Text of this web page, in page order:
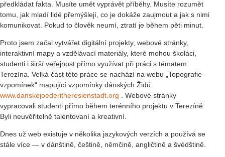
předkládat fakta. Musíte umět vyprávět příběhy. Musíte rozumět
tomu, jak mladí lidé přemýšlejí, co je dokáže zaujmout a jak s nimi
komunikovat. Pokud to člověk neumí, ztratí je během pěti minut.
Proto jsem začal vytvářet digitální projekty, webové stránky,
interaktivní mapy a vzdělávací materiály, které mohou školáci,
studenti i širší veřejnost přímo využívat při práci s tématem
Terezína. Velká část této práce se nachází na webu „Topografie
vzpomínek“ mapující vzpomínky dánských Židů:
www.danskejoederitheresienstadt.org . Webové stránky
vypracovali studenti přímo během terénního projektu v Terezíně.
Byli neuvěřitelně talentovaní a kreativní.
Dnes už web existuje v několika jazykových verzích a používá se
stále více — v dánštině, češtině, němčině, angličtině a švédštině.